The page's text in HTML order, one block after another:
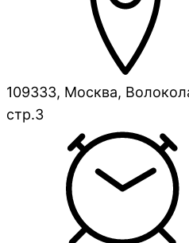
109333, Москва,
стр.3